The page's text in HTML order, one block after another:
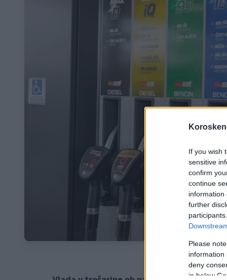
If you wish
sensitive
confirm
continue
information
further
Please
information
deny
in below